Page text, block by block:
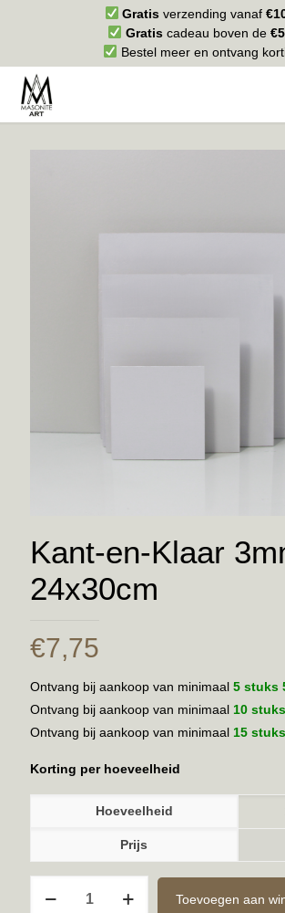
Gratis verzending vanaf
Gratiscadeau boven de
Bestel meer en ontvang
Kant-en-Klaar
24x30cm
€7,75
Ontvang bij aankoop van minimaal 5 stuks
Ontvang bij aankoop van minimaal 10
Ontvang bij aankoop van minimaal 15
Korting per hoeveelheid
Hoeveelheid
Prijs
Toevoegen aan